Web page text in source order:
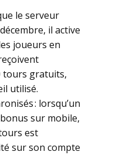
le serveur
il active
joueurs en
tours gratuits,
utilisé.
: lorsqu’un
sur mobile,
est
sur son compte